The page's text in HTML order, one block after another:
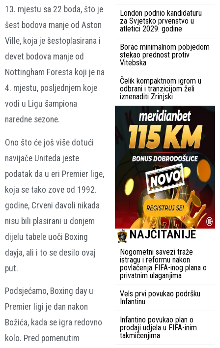
13. mjestu sa 22 boda, što je
šest bodova manje od Aston
Ville, koja je šestoplasirana i
devet bodova manje od
Nottingham Foresta koji je na
4. mjestu, posljednjem koje
vodi u Ligu šampiona
naredne sezone.
Ono što će još više dotući
navijače Uniteda jeste
podatak da u eri Premier lige,
koja se tako zove od 1992.
godine, Crveni đavoli nikada
nisu bili plasirani u donjem
dijelu tabele uoči Boxing
dayja, ali i to se desilo ovaj
put.
Podsjećamo, Boxing day u
Premier ligi je dan nakon
Božića, kada se igra redovno
kolo. Pred pomenutim
London podnio kandidaturu
za Svjetsko prvenstvo u
atletici 2029. godine
Borac minimalnom pobjedom
stekao prednost protiv
Vitebska
Čelik kompaktnom igrom u
odbrani i tranzicijom želi
iznenaditi Zrinjski
NAJČITANIJE
Nogometni savezi traže
istragu i reformu nakon
povlačenja FIFA-inog plana o
privatnim ulaganjima
Vels prvi povukao podršku
Infantinu
Infantino povukao plan o
prodaji udjela u FIFA-inim
takmičenjima